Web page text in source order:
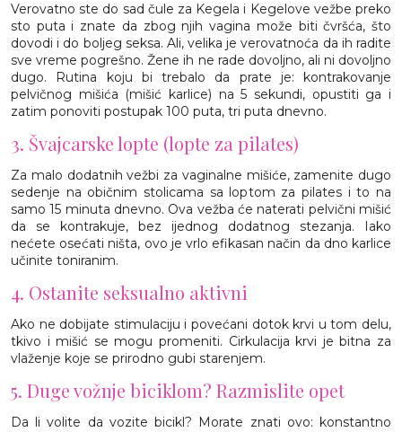
Verovatno ste do sad čule za Kegela i Kegelove vežbe preko
sto puta i znate da zbog njih vagina može biti čvršća, što
dovodi i do boljeg seksa. Ali, velika je verovatnoća da ih radite
sve vreme pogrešno. Žene ih ne rade dovoljno, ali ni dovoljno
dugo. Rutina koju bi trebalo da prate je: kontrakovanje
pelvičnog mišića (mišić karlice) na 5 sekundi, opustiti ga i
zatim ponoviti postupak 100 puta, tri puta dnevno.
3. Švajcarske lopte (lopte za pilates)
Za malo dodatnih vežbi za vaginalne mišiće, zamenite dugo
sedenje na običnim stolicama sa loptom za pilates i to na
samo 15 minuta dnevno. Ova vežba će naterati pelvični mišić
da se kontrakuje, bez ijednog dodatnog stezanja. Iako
nećete osećati ništa, ovo je vrlo efikasan način da dno karlice
učinite toniranim.
4. Ostanite seksualno aktivni
Ako ne dobijate stimulaciju i povećani dotok krvi u tom delu,
tkivo i mišić se mogu promeniti. Cirkulacija krvi je bitna za
vlaženje koje se prirodno gubi starenjem.
5. Duge vožnje biciklom? Razmislite opet
Da li volite da vozite bicikl? Morate znati ovo: konstantno